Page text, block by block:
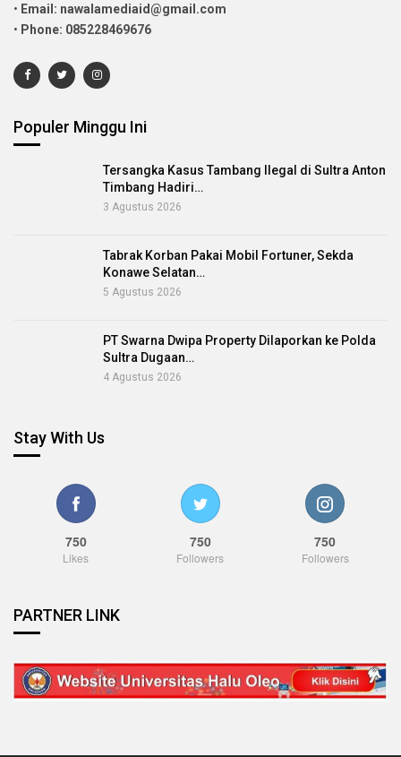
• Email: nawalamediaid@gmail.com
• Phone: 085228469676
Populer Minggu Ini
Tersangka Kasus Tambang Ilegal di Sultra Anton
Timbang Hadiri…
3 Agustus 2026
Tabrak Korban Pakai Mobil Fortuner, Sekda
Konawe Selatan…
5 Agustus 2026
PT Swarna Dwipa Property Dilaporkan ke Polda
Sultra Dugaan…
4 Agustus 2026
Stay With Us
750
Likes
750
Followers
750
Followers
PARTNER LINK